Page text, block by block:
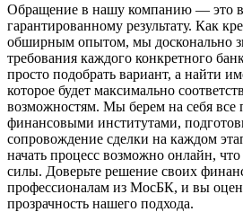
Обращение в нашу компанию — это
гарантированному результату. Как
обширным опытом, мы досконально
требования каждого конкретного
просто подобрать вариант, а найти
которое будет максимально
возможностям. Мы берем на себя все
финансовыми институтами,
сопровождение сделки на каждом
начать процесс возможно онлайн,
силы. Доверьте решение своих
профессионалам из МосБК, и вы
прозрачность нашего подхода.